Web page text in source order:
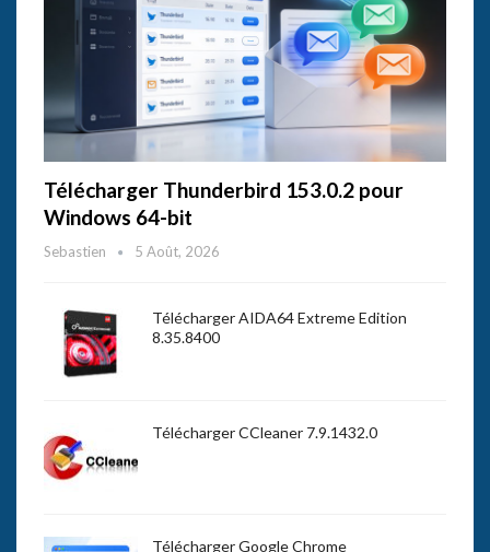
Télécharger Thunderbird 153.0.2 pour
Windows 64-bit
Sebastien 5 Août, 2026
Télécharger AIDA64 Extreme Edition
8.35.8400
Télécharger CCleaner 7.9.1432.0
Télécharger Google Chrome